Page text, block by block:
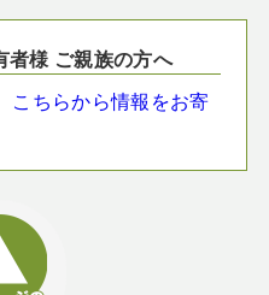
者様 ご親族の方へ
こちらから情報をお寄